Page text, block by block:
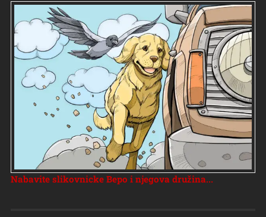
Nabavite slikovnicke Bepo i njegova družina...